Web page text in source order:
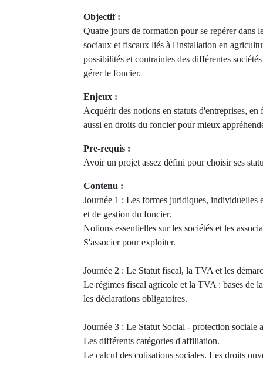
Objectif :
Quatre jours de formation pour se repérer dans
sociaux et fiscaux liés à l'installation en
possibilités et contraintes des différentes
gérer le foncier.
Enjeux :
Acquérir des notions en statuts d'entreprises, en
aussi en droits du foncier pour mieux
Pre-requis :
Avoir un projet assez défini pour choisir ses
Contenu :
Journée 1 : Les formes juridiques, individuelles
et de gestion du foncier.
Notions essentielles sur les sociétés et les
S'associer pour exploiter.
Journée 2 : Le Statut fiscal, la TVA et les
Le régimes fiscal agricole et la TVA : bases de
les déclarations obligatoires.
Journée 3 : Le Statut Social - protection sociale
Les différents catégories d'affiliation.
Le calcul des cotisations sociales. Les droits